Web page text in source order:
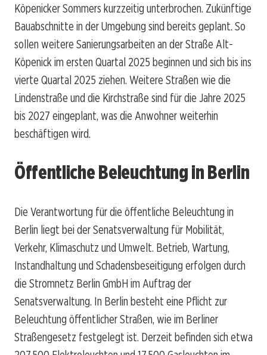
Köpenicker Sommers kurzzeitig unterbrochen. Zukünftige
Bauabschnitte in der Umgebung sind bereits geplant. So
sollen weitere Sanierungsarbeiten an der Straße Alt-
Köpenick im ersten Quartal 2025 beginnen und sich bis ins
vierte Quartal 2025 ziehen. Weitere Straßen wie die
Lindenstraße und die Kirchstraße sind für die Jahre 2025
bis 2027 eingeplant, was die Anwohner weiterhin
beschäftigen wird.
Öffentliche Beleuchtung in Berlin
Die Verantwortung für die öffentliche Beleuchtung in
Berlin liegt bei der Senatsverwaltung für Mobilität,
Verkehr, Klimaschutz und Umwelt. Betrieb, Wartung,
Instandhaltung und Schadensbeseitigung erfolgen durch
die Stromnetz Berlin GmbH im Auftrag der
Senatsverwaltung. In Berlin besteht eine Pflicht zur
Beleuchtung öffentlicher Straßen, wie im Berliner
Straßengesetz festgelegt ist. Derzeit befinden sich etwa